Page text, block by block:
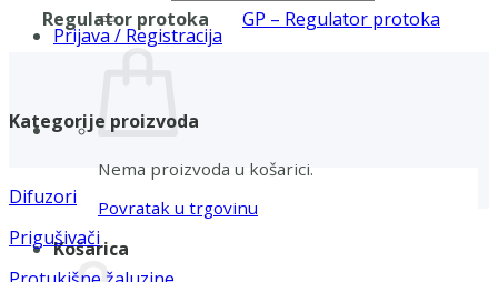
Prijava / Registracija
Nema proizvoda u košarici.
Povratak u trgovinu
Košarica
Regulator protoka GP – Regulator protoka
Kategorije proizvoda
Difuzori
Prigušivači